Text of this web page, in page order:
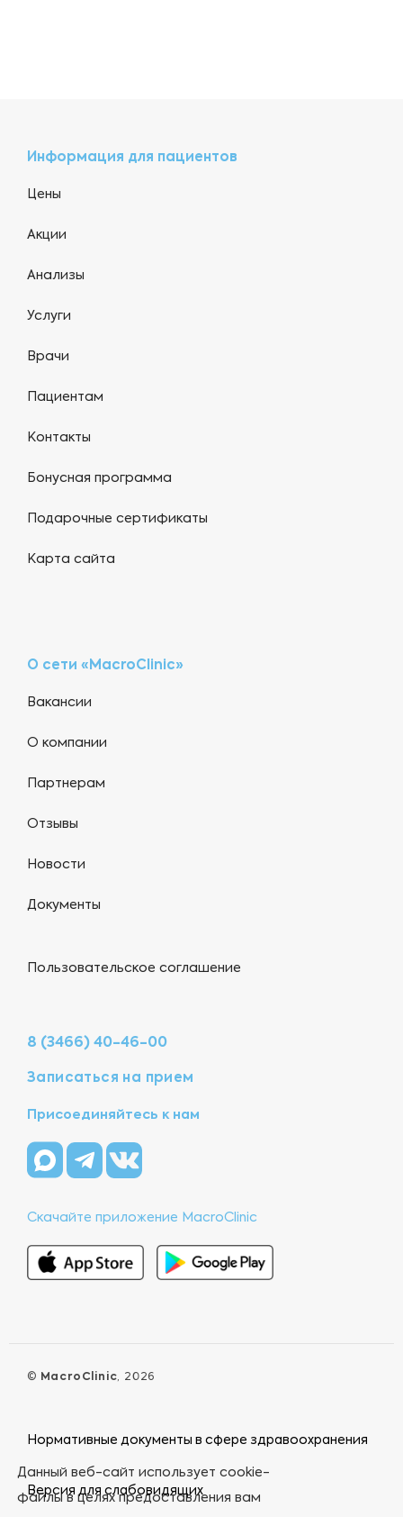
Информация для пациентов
Цены
Акции
Анализы
Услуги
Врачи
Пациентам
Контакты
Бонусная программа
Подарочные сертификаты
Карта сайта
О сети «MacroClinic»
Вакансии
О компании
Партнерам
Отзывы
Новости
Документы
Пользовательское соглашение
8 (3466) 40-46-00
Записаться на прием
Присоединяйтесь к нам
Скачайте приложение MacroClinic
© MacroClinic, 2026
Нормативные документы в сфере здравоохранения
Версия для слабовидящих
Данный веб-сайт использует cookie-
файлы в целях предоставления вам